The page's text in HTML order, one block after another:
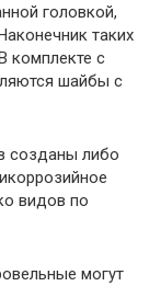
головкой,
таких
комплекте с
шайбы с
созданы либо
видов по
могут